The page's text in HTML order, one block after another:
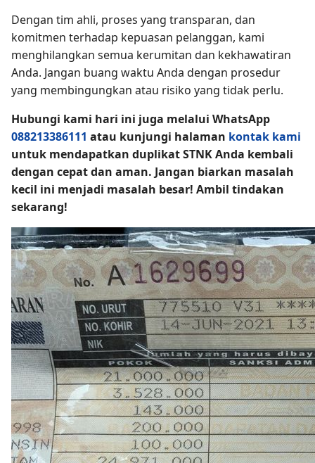
Dengan tim ahli, proses yang transparan, dan
komitmen terhadap kepuasan pelanggan, kami
menghilangkan semua kerumitan dan kekhawatiran
Anda. Jangan buang waktu Anda dengan prosedur
yang membingungkan atau risiko yang tidak perlu.
Hubungi kami hari ini juga melalui WhatsApp
088213386111 atau kunjungi halaman kontak kami
untuk mendapatkan duplikat STNK Anda kembali
dengan cepat dan aman. Jangan biarkan masalah
kecil ini menjadi masalah besar! Ambil tindakan
sekarang!